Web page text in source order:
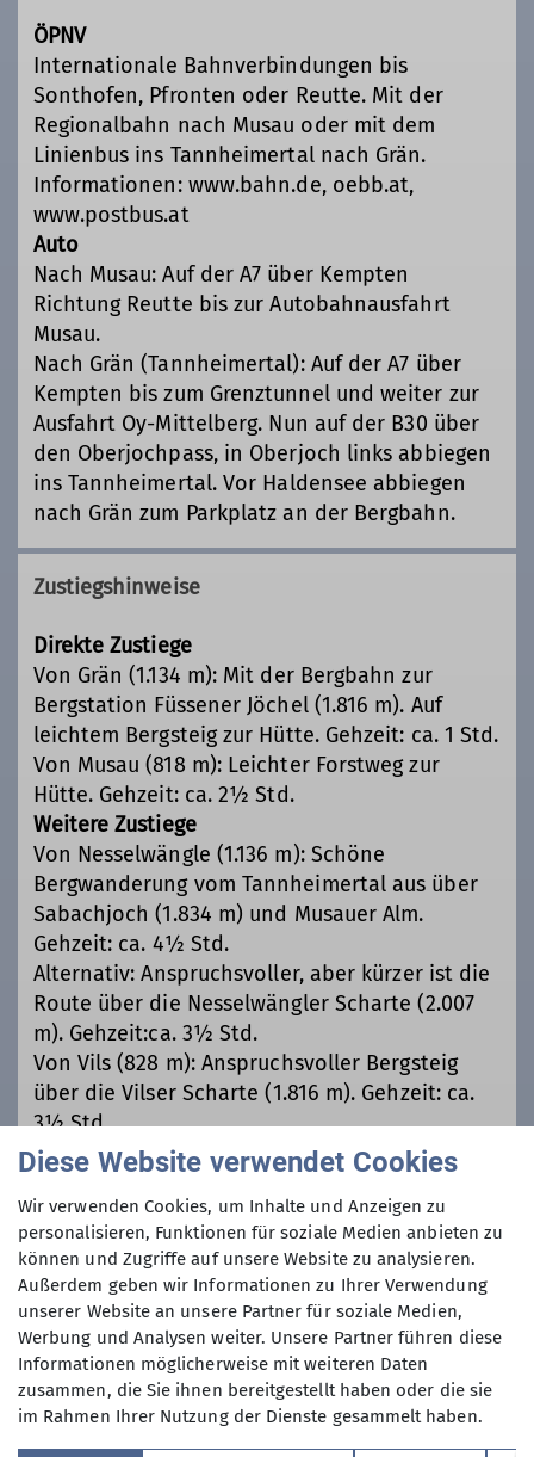
ÖPNV
Internationale Bahnverbindungen bis
Sonthofen, Pfronten oder Reutte. Mit der
Regionalbahn nach Musau oder mit dem
Linienbus ins Tannheimertal nach Grän.
Informationen: www.bahn.de, oebb.at,
www.postbus.at
Auto
Nach Musau: Auf der A7 über Kempten
Richtung Reutte bis zur Autobahnausfahrt
Musau.
Nach Grän (Tannheimertal): Auf der A7 über
Kempten bis zum Grenztunnel und weiter zur
Ausfahrt Oy-Mittelberg. Nun auf der B30 über
den Oberjochpass, in Oberjoch links abbiegen
ins Tannheimertal. Vor Haldensee abbiegen
nach Grän zum Parkplatz an der Bergbahn.
Zustiegshinweise
Direkte Zustiege
Von Grän (1.134 m): Mit der Bergbahn zur
Bergstation Füssener Jöchel (1.816 m). Auf
leichtem Bergsteig zur Hütte. Gehzeit: ca. 1 Std.
Von Musau (818 m): Leichter Forstweg zur
Hütte. Gehzeit: ca. 2½ Std.
Weitere Zustiege
Von Nesselwängle (1.136 m): Schöne
Bergwanderung vom Tannheimertal aus über
Sabachjoch (1.834 m) und Musauer Alm.
Gehzeit: ca. 4½ Std.
Alternativ: Anspruchsvoller, aber kürzer ist die
Route über die Nesselwängler Scharte (2.007
m). Gehzeit:ca. 3½ Std.
Von Vils (828 m): Anspruchsvoller Bergsteig
über die Vilser Scharte (1.816 m). Gehzeit: ca.
3½ Std.
Verantwortliche Person(en)
Hüttenwirt*in: Isabel Steinbrück
Sektion
Diese Website verwendet Cookies
Wir verwenden Cookies, um Inhalte und Anzeigen zu
personalisieren, Funktionen für soziale Medien anbieten zu
können und Zugriffe auf unsere Website zu analysieren.
Außerdem geben wir Informationen zu Ihrer Verwendung
unserer Website an unsere Partner für soziale Medien,
Werbung und Analysen weiter. Unsere Partner führen diese
Informationen möglicherweise mit weiteren Daten
zusammen, die Sie ihnen bereitgestellt haben oder die sie
im Rahmen Ihrer Nutzung der Dienste gesammelt haben.